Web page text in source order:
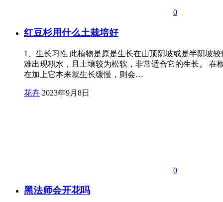
0
红豆杉用什么土栽培好
1、生长习性 此植物是原是生长在山顶阴坡或是半阴坡
难出现积水，且土壤较为松软，非常适合它的生长。
在加上它本来就生长缓慢，则会…
花卉 2023年9月8日
0
黑法师会开花吗